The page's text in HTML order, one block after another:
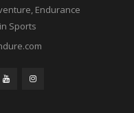
Endurance
Sports